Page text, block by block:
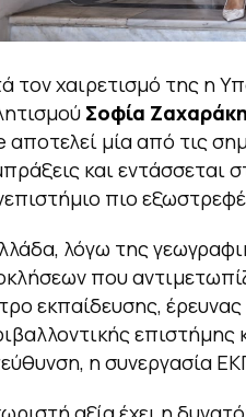
τον χαιρετισμό της η
Σοφία Ζαχαράκη
αποτελεί μία από τις
και εντάσσεται
πιο
λόγω της
που
εκπαίδευσης,
επιστήμης
η συνεργασία